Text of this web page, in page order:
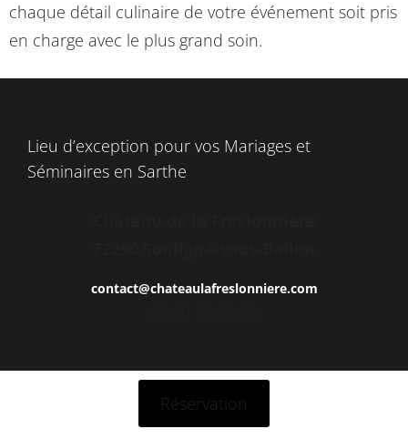
chaque détail culinaire de votre événement soit pris
en charge avec le plus grand soin.
Lieu d’exception pour vos Mariages et
Séminaires en Sarthe
contact@chateaulafreslonniere.com
Réservation